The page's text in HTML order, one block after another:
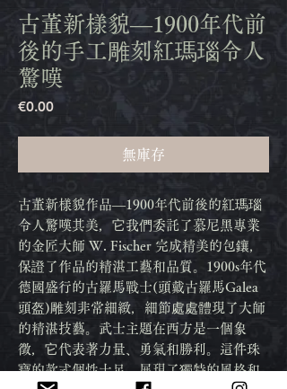
古董新樣貌—1900年代前
後的手工雕刻紅瑪瑙令人
驚嘆
€0.00價
無庫存
古董新樣貌作品—1900年代前後的紅瑪瑙
令人驚嘆其美，它我們委託了慕尼黑專業
的金匠大師 W. Fischer 完成精美的包鑲，
保證了作品的精湛工藝和品質。1900s年代
德國盛行的古羅馬戰士(頭戴古羅馬Galea
頭盔)雕刻非常細緻，細節處處體現了大師
的精湛技藝。武士主題在西方是一個象
徵，它代表著力量、勇氣和勝利。這件珠
寶的款式個性十足，展現了獨特的風格和